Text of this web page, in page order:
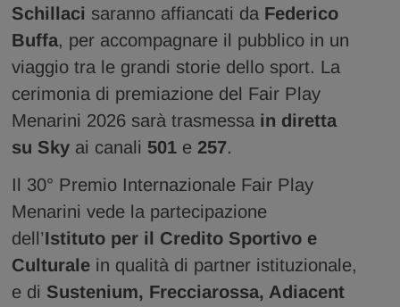
Schillaci saranno affiancati da Federico
Buffa, per accompagnare il pubblico in un
viaggio tra le grandi storie dello sport. La
cerimonia di premiazione del Fair Play
Menarini 2026 sarà trasmessa in diretta
su Skyai canali 501e 257.
Il 30° Premio Internazionale Fair Play
Menarini vede la partecipazione
dell’Istituto per il Credito Sportivo e
Culturalein qualità di partner istituzionale,
e di Sustenium, Frecciarossa, Adiacent